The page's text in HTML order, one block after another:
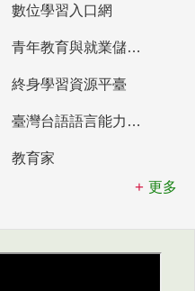
數位學習入口網
青年教育與就業儲蓄帳戶
終身學習資源平臺
臺灣台語語言能力認證網站
教育家
更多